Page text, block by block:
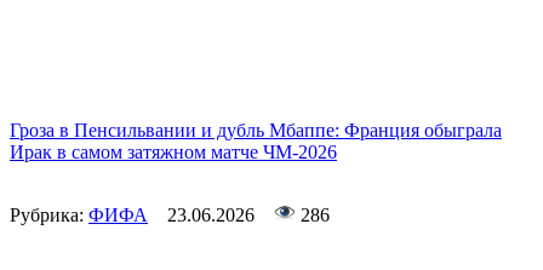
Гроза в Пенсильвании и дубль Мбаппе: Франция обыграла
Ирак в самом затяжном матче ЧМ-2026
Рубрика: ФИФА 23.06.2026 286